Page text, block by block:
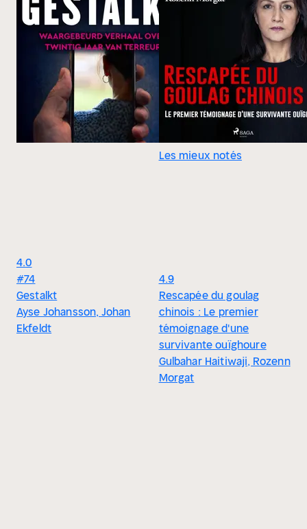
4.0
#74
Gestalkt
Ayse Johansson, Johan
Ekfeldt
Les mieux notés
4.9
Rescapée du goulag
chinois : Le premier
témoignage d'une
survivante ouïghoure
Gulbahar Haitiwaji, Rozenn
Morgat